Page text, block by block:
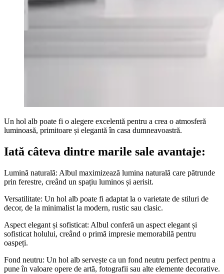
Un hol alb poate fi o alegere excelentă pentru a crea o atmosferă
luminoasă, primitoare și elegantă în casa dumneavoastră.
Iată câteva dintre marile sale avantaje:
Lumină naturală: Albul maximizează lumina naturală care pătrunde
prin ferestre, creând un spațiu luminos și aerisit.
Versatilitate: Un hol alb poate fi adaptat la o varietate de stiluri de
decor, de la minimalist la modern, rustic sau clasic.
Aspect elegant și sofisticat: Albul conferă un aspect elegant și
sofisticat holului, creând o primă impresie memorabilă pentru
oaspeți.
Fond neutru: Un hol alb servește ca un fond neutru perfect pentru a
pune în valoare opere de artă, fotografii sau alte elemente decorative.